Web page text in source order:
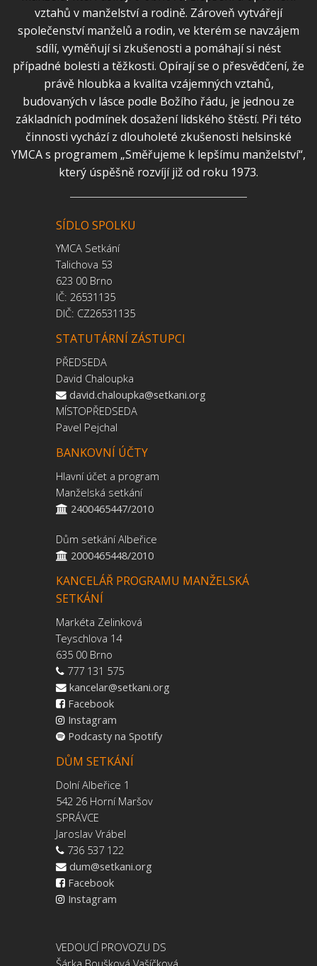
vztahů v manželství a rodině. Zároveň vytvářejí
společenství manželů a rodin, ve kterém se navzájem
sdílí, vyměňují si zkušenosti a pomáhají si nést
případné bolesti a těžkosti. Opírají se o přesvědčení, že
právě hloubka a kvalita vzájemných vztahů,
budovaných v lásce podle Božího řádu, je jednou ze
základních podmínek dosažení lidského štěstí. Při této
činnosti vychází z dlouholeté zkušenosti helsinské
YMCA s programem „Směřujeme k lepšímu manželství“,
který úspěšně rozvíjí již od roku 1973.
SÍDLO SPOLKU
YMCA Setkání
Talichova 53
623 00 Brno
IČ: 26531135
DIČ: CZ26531135
STATUTÁRNÍ ZÁSTUPCI
PŘEDSEDA
David Chaloupka
david.chaloupka@setkani.org
MÍSTOPŘEDSEDA
Pavel Pejchal
BANKOVNÍ ÚČTY
Hlavní účet a program
Manželská setkání
2400465447/2010
Dům setkání Albeřice
2000465448/2010
KANCELÁŘ PROGRAMU MANŽELSKÁ
SETKÁNÍ
Markéta Zelinková
Teyschlova 14
635 00 Brno
777 131 575
kancelar@setkani.org
Facebook
Instagram
Podcasty na Spotify
DŮM SETKÁNÍ
Dolní Albeřice 1
542 26 Horní Maršov
SPRÁVCE
Jaroslav Vrábel
736 537 122
dum@setkani.org
Facebook
Instagram
VEDOUCÍ PROVOZU DS